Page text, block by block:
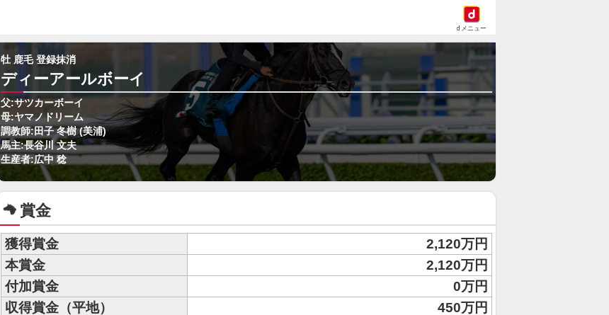
dメニュー
牡 鹿毛 登録抹消
ディーアールボーイ
父:サツカーボーイ
母:ヤマノドリーム
調教師:田子 冬樹 (美浦)
馬主:長谷川 文夫
生産者:広中 稔
賞金
獲得賞金
2,120万円
本賞金
2,120万円
付加賞金
0万円
収得賞金（平地）
450万円